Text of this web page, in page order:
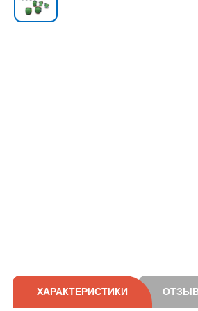
ХАРАКТЕРИСТИКИ